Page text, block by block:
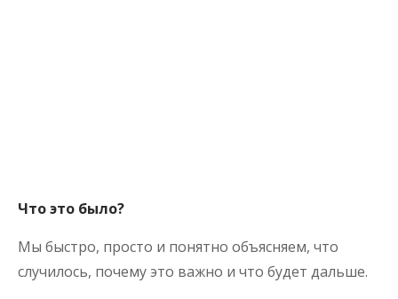
Что это было?
Мы быстро, просто и понятно объясняем, что
случилось, почему это важно и что будет дальше.